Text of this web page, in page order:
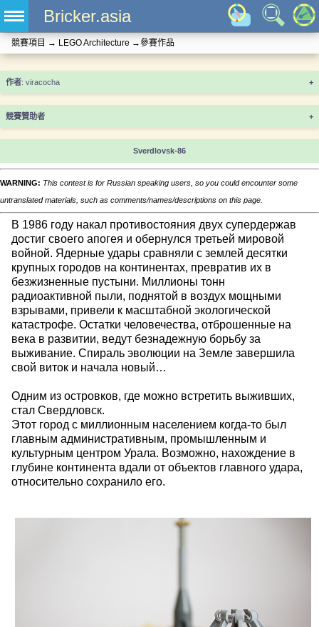
Bricker.asia
競賽項目 → LEGO Architecture →參賽作品
+
競賽贊助者 +
Sverdlovsk-86
WARNING: This contest is for Russian speaking users, so you could encounter some
untranslated materials, such as comments/names/descriptions on this page.
В 1986 году накал противостояния двух супердержав
достиг своего апогея и обернулся третьей мировой
войной. Ядерные удары сравняли с землей десятки
крупных городов на континентах, превратив их в
безжизненные пустыни. Миллионы тонн
радиоактивной пыли, поднятой в воздух мощными
взрывами, привели к масштабной экологической
катастрофе. Остатки человечества, отброшенные на
века в развитии, ведут безнадежную борьбу за
выживание. Спираль эволюции на Земле завершила
свой виток и начала новый…
Одним из островков, где можно встретить выживших,
стал Свердловск.
Этот город с миллионным населением когда-то был
главным административным, промышленным и
культурным центром Урала. Возможно, нахождение в
глубине континента вдали от объектов главного удара,
относительно сохранило его.